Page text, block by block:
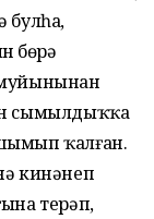
булһа,
бөҙрә
муйынынан
сымылдыҡҡа
ҡалған.
кинәнеп
терәп,